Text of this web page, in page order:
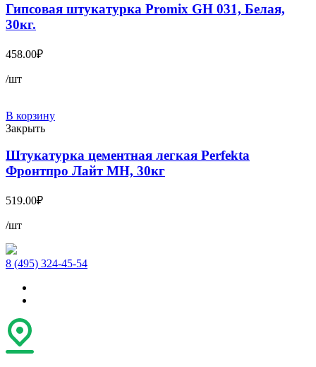
Гипсовая штукатурка Promix GH 031, Белая,
30кг.
458.00₽
/шт
В корзину
Закрыть
Штукатурка цементная легкая Perfekta
Фронтпро Лайт МН, 30кг
519.00₽
/шт
8 (495) 324-45-54